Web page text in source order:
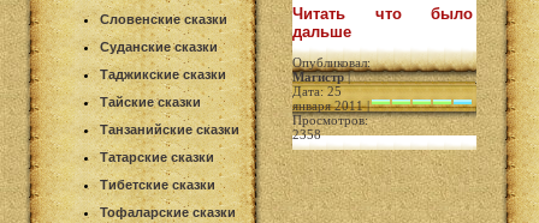
Словенские сказки
Суданские сказки
Таджикские сказки
Тайские сказки
Танзанийские сказки
Татарские сказки
Тибетские сказки
Тофаларские сказки
Читать что было
дальше
Опубликовал:
Магистр|
Дата: 25
января 2011 |
Просмотров:
2358